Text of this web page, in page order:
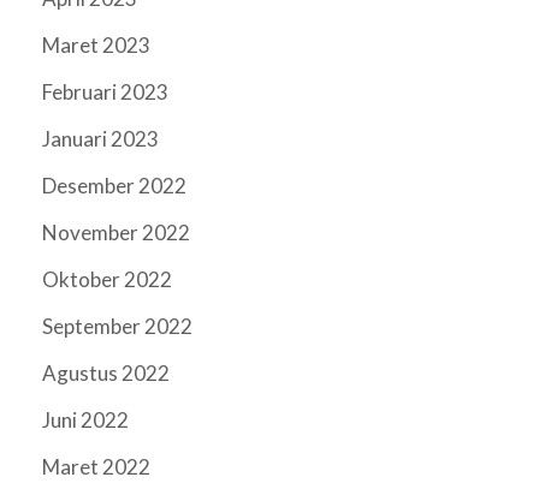
Maret 2023
Februari 2023
Januari 2023
Desember 2022
November 2022
Oktober 2022
September 2022
Agustus 2022
Juni 2022
Maret 2022